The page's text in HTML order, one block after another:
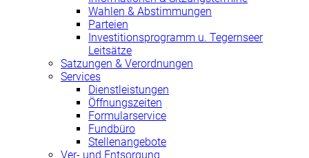
Wahlen & Abstimmungen
Parteien
Investitionsprogramm u. Tegernseer
Leitsätze
Satzungen & Verordnungen
Services
Dienstleistungen
Öffnungszeiten
Formularservice
Fundbüro
Stellenangebote
Ver- und Entsorgung